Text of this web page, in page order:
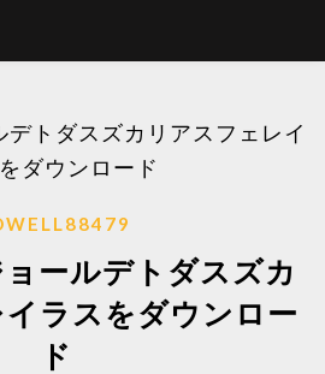
トダスズカリアスフェレイ
ダウンロード
ールデトダスズカ
ラスをダウンロー
ド